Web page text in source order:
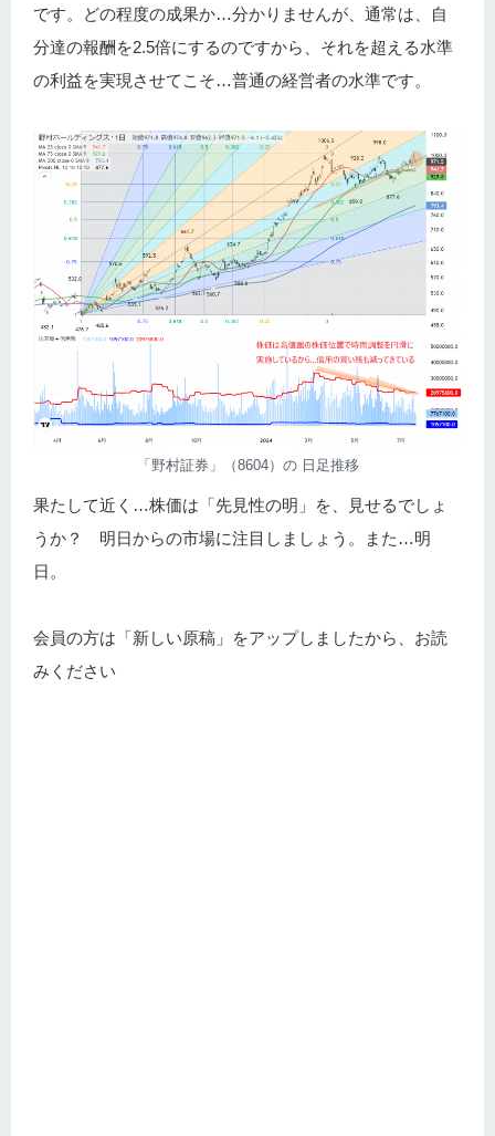
です。どの程度の成果か…分かりませんが、通常は、自
分達の報酬を2.5倍にするのですから、それを超える水準
の利益を実現させてこそ…普通の経営者の水準です。
「野村証券」（8604）の 日足推移
果たして近く…株価は「先見性の明」を、見せるでしょ
うか？ 明日からの市場に注目しましょう。また…明
日。
会員の方は「新しい原稿」をアップしましたから、お読
みください